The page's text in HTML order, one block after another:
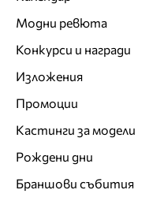
Модни ревюта
Конкурси и награди
Изложения
Промоции
Кастинги за модели
Рождени дни
Браншови събития